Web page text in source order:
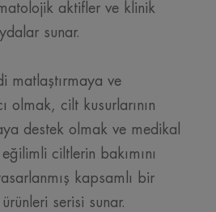
aktifler ve klinik
sunar.
matlaştırmaya ve
olmak, cilt kusurlarının
destek olmak ve medikal
ciltlerin bakımını
kapsamlı bir
serisi sunar.